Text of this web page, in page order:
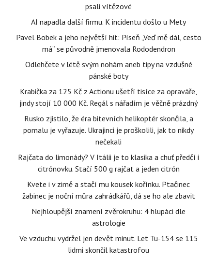
psali vítězové
AI napadla další firmu. K incidentu došlo u Mety
Pavel Bobek a jeho největší hit: Píseň „Veď mě dál, cesto
má“ se původně jmenovala Rododendron
Odlehčete v létě svým nohám aneb tipy na vzdušné
pánské boty
Krabička za 125 Kč z Actionu ušetří tisíce za opraváře,
jindy stojí 10 000 Kč. Regál s nářadím je věčně prázdný
Rusko zjistilo, že éra bitevních helikoptér skončila, a
pomalu je vyřazuje. Ukrajinci je proškolili, jak to nikdy
nečekali
Rajčata do limonády? V Itálii je to klasika a chuť předčí i
citrónovku. Stačí 500 g rajčat a jeden citrón
Kvete i v zimě a stačí mu kousek kořínku. Ptačinec
žabinec je noční můra zahrádkářů, dá se ho ale zbavit
Nejhloupější znamení zvěrokruhu: 4 hlupáci dle
astrologie
Ve vzduchu vydržel jen devět minut. Let Tu-154 se 115
lidmi skončil katastrofou